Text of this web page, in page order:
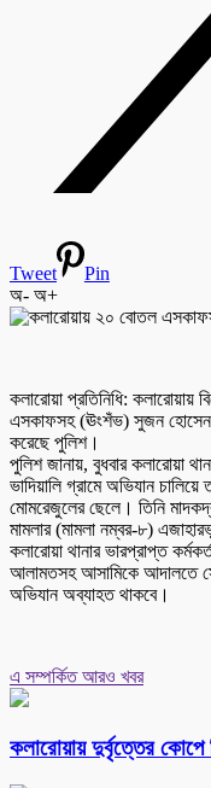
Tweet
Pin
অ- অ+
কলারোয়া প্রতিনিধি: কলারোয়ায়
এসকাফসহ (ঊংশঁভ) সুজন হোসেন
করেছে পুলিশ।
পুলিশ জানায়, বুধবার কলারোয়া
ভাদিয়ালি গ্রামে অভিযান
মোমরেজুলের ছেলে। তিনি
মামলার (মামলা নম্বর-৮)
কলারোয়া থানার ভারপ্রাপ্ত
আলামতসহ আসামিকে আদালতে
অভিযান অব্যাহত থাকবে।
এ সম্পর্কিত আরও খবর
কলারোয়ায় দুর্বৃত্তের